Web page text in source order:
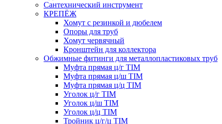
Сантехнический инструмент
КРЕПЁЖ
Хомут с резинкой и дюбелем
Опоры для труб
Хомут червячный
Кронштейн для коллектора
Обжимные фитинги для металлопластиковых труб
Муфта прямая ц/г TIM
Муфта прямая ц/ш TIM
Муфта прямая ц/ц TIM
Уголок ц/г TIM
Уголок ц/ш TIM
Уголок ц/ц TIM
Тройник ц/г/ц TIM